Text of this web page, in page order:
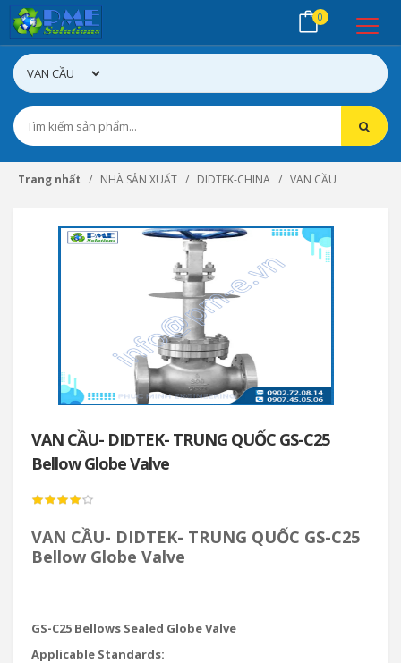
0
Trang nhất NHÀ SẢN XUẤT DIDTEK-CHINA VAN CẦU
VAN CẦU- DIDTEK- TRUNG QUỐC GS-C25
Bellow Globe Valve
VAN CẦU- DIDTEK- TRUNG QUỐC GS-C25
Bellow Globe Valve
GS-C25 Bellows Sealed Globe Valve
Applicable Standards: